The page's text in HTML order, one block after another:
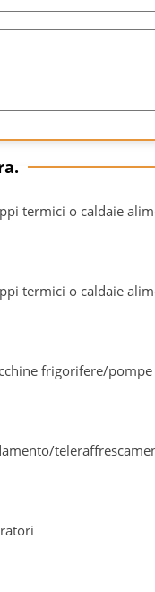
termici o caldaie
termici o caldaie
frigorifere/